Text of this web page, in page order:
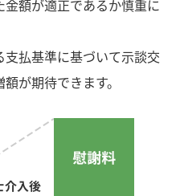
額が適正であるか慎重に
払基準に基づいて示談交
が期待できます。